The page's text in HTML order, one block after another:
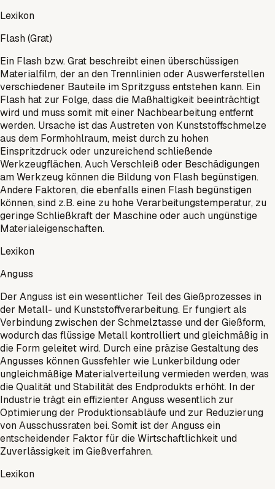
Lexikon
Flash (Grat)
Ein Flash bzw. Grat beschreibt einen überschüssigen
Materialfilm, der an den Trennlinien oder Auswerferstellen
verschiedener Bauteile im Spritzguss entstehen kann. Ein
Flash hat zur Folge, dass die Maßhaltigkeit beeinträchtigt
wird und muss somit mit einer Nachbearbeitung entfernt
werden. Ursache ist das Austreten von Kunststoffschmelze
aus dem Formhohlraum, meist durch zu hohen
Einspritzdruck oder unzureichend schließende
Werkzeugflächen. Auch Verschleiß oder Beschädigungen
am Werkzeug können die Bildung von Flash begünstigen.
Andere Faktoren, die ebenfalls einen Flash begünstigen
können, sind z.B. eine zu hohe Verarbeitungstemperatur, zu
geringe Schließkraft der Maschine oder auch ungünstige
Materialeigenschaften.
Lexikon
Anguss
Der Anguss ist ein wesentlicher Teil des Gießprozesses in
der Metall- und Kunststoffverarbeitung. Er fungiert als
Verbindung zwischen der Schmelztasse und der Gießform,
wodurch das flüssige Metall kontrolliert und gleichmäßig in
die Form geleitet wird. Durch eine präzise Gestaltung des
Angusses können Gussfehler wie Lunkerbildung oder
ungleichmäßige Materialverteilung vermieden werden, was
die Qualität und Stabilität des Endprodukts erhöht. In der
Industrie trägt ein effizienter Anguss wesentlich zur
Optimierung der Produktionsabläufe und zur Reduzierung
von Ausschussraten bei. Somit ist der Anguss ein
entscheidender Faktor für die Wirtschaftlichkeit und
Zuverlässigkeit im Gießverfahren.
Lexikon